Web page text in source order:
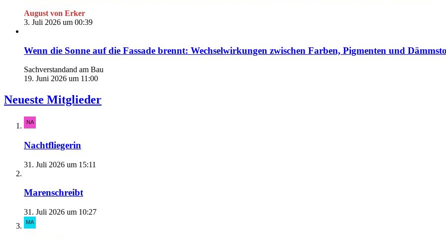
August von Erker
3. Juli 2026 um 00:39
Wenn die Sonne auf die Fassade brennt: Wechselwirkungen zwischen Farben, Pigmenten und
Sachverstandand am Bau
19. Juni 2026 um 11:00
Neueste Mitglieder
Nachtfliegerin
31. Juli 2026 um 15:11
Marenschreibt
31. Juli 2026 um 10:27